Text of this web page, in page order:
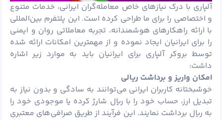
آلپاری با درک نیازهای خاص معامله‌گران ایرانی، خدمات متنوع
و اختصاصی را برای ما طراحی کرده است. این پلتفرم بین‌المللی
با ارائه راهکارهای هوشمندانه، تجربه معاملاتی روان و ایمنی
را برای ایرانیان ایجاد نموده و از مهمترین امکانات ارائه شده
توسط بروکر آلپاری برای ایرانیان باید به موارد زیر اشاره
داشت:
امکان واریز و برداشت ریالی
خوشبختانه کاربران ایرانی می‌توانند به سادگی و بدون نیاز به
تبدیل ارز، حساب خود را با ریال شارژ کرده یا موجودی خود را
به ریال برداشت نمایند. این فرآیند از طریق صرافی‌های معتبری